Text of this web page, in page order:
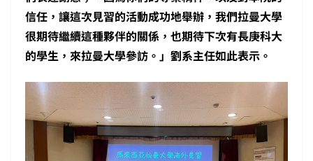
信任，讓這次見習的活動成功地舉辦，我們拉曼大學
很期待繼續這種夥伴的關係，也期待下次有長庚科大
的學生，來拉曼大學參訪。」劉系主任如此表示。